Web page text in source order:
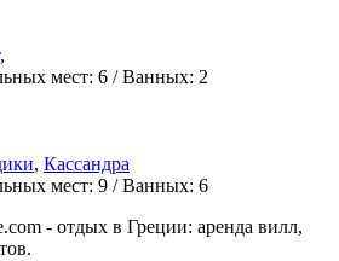
,
мест: 6 /Ванных: 2
, Кассандра
мест: 9 /Ванных: 6
- отдых в Греции: аренда вилл,